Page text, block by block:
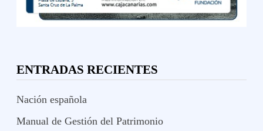
ENTRADAS RECIENTES
Nación española
Manual de Gestión del Patrimonio